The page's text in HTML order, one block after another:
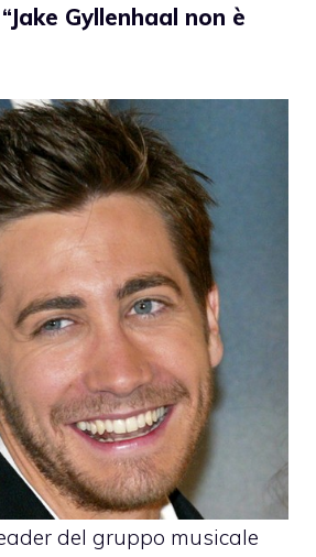
Gyllenhaal non è
del gruppo musicale